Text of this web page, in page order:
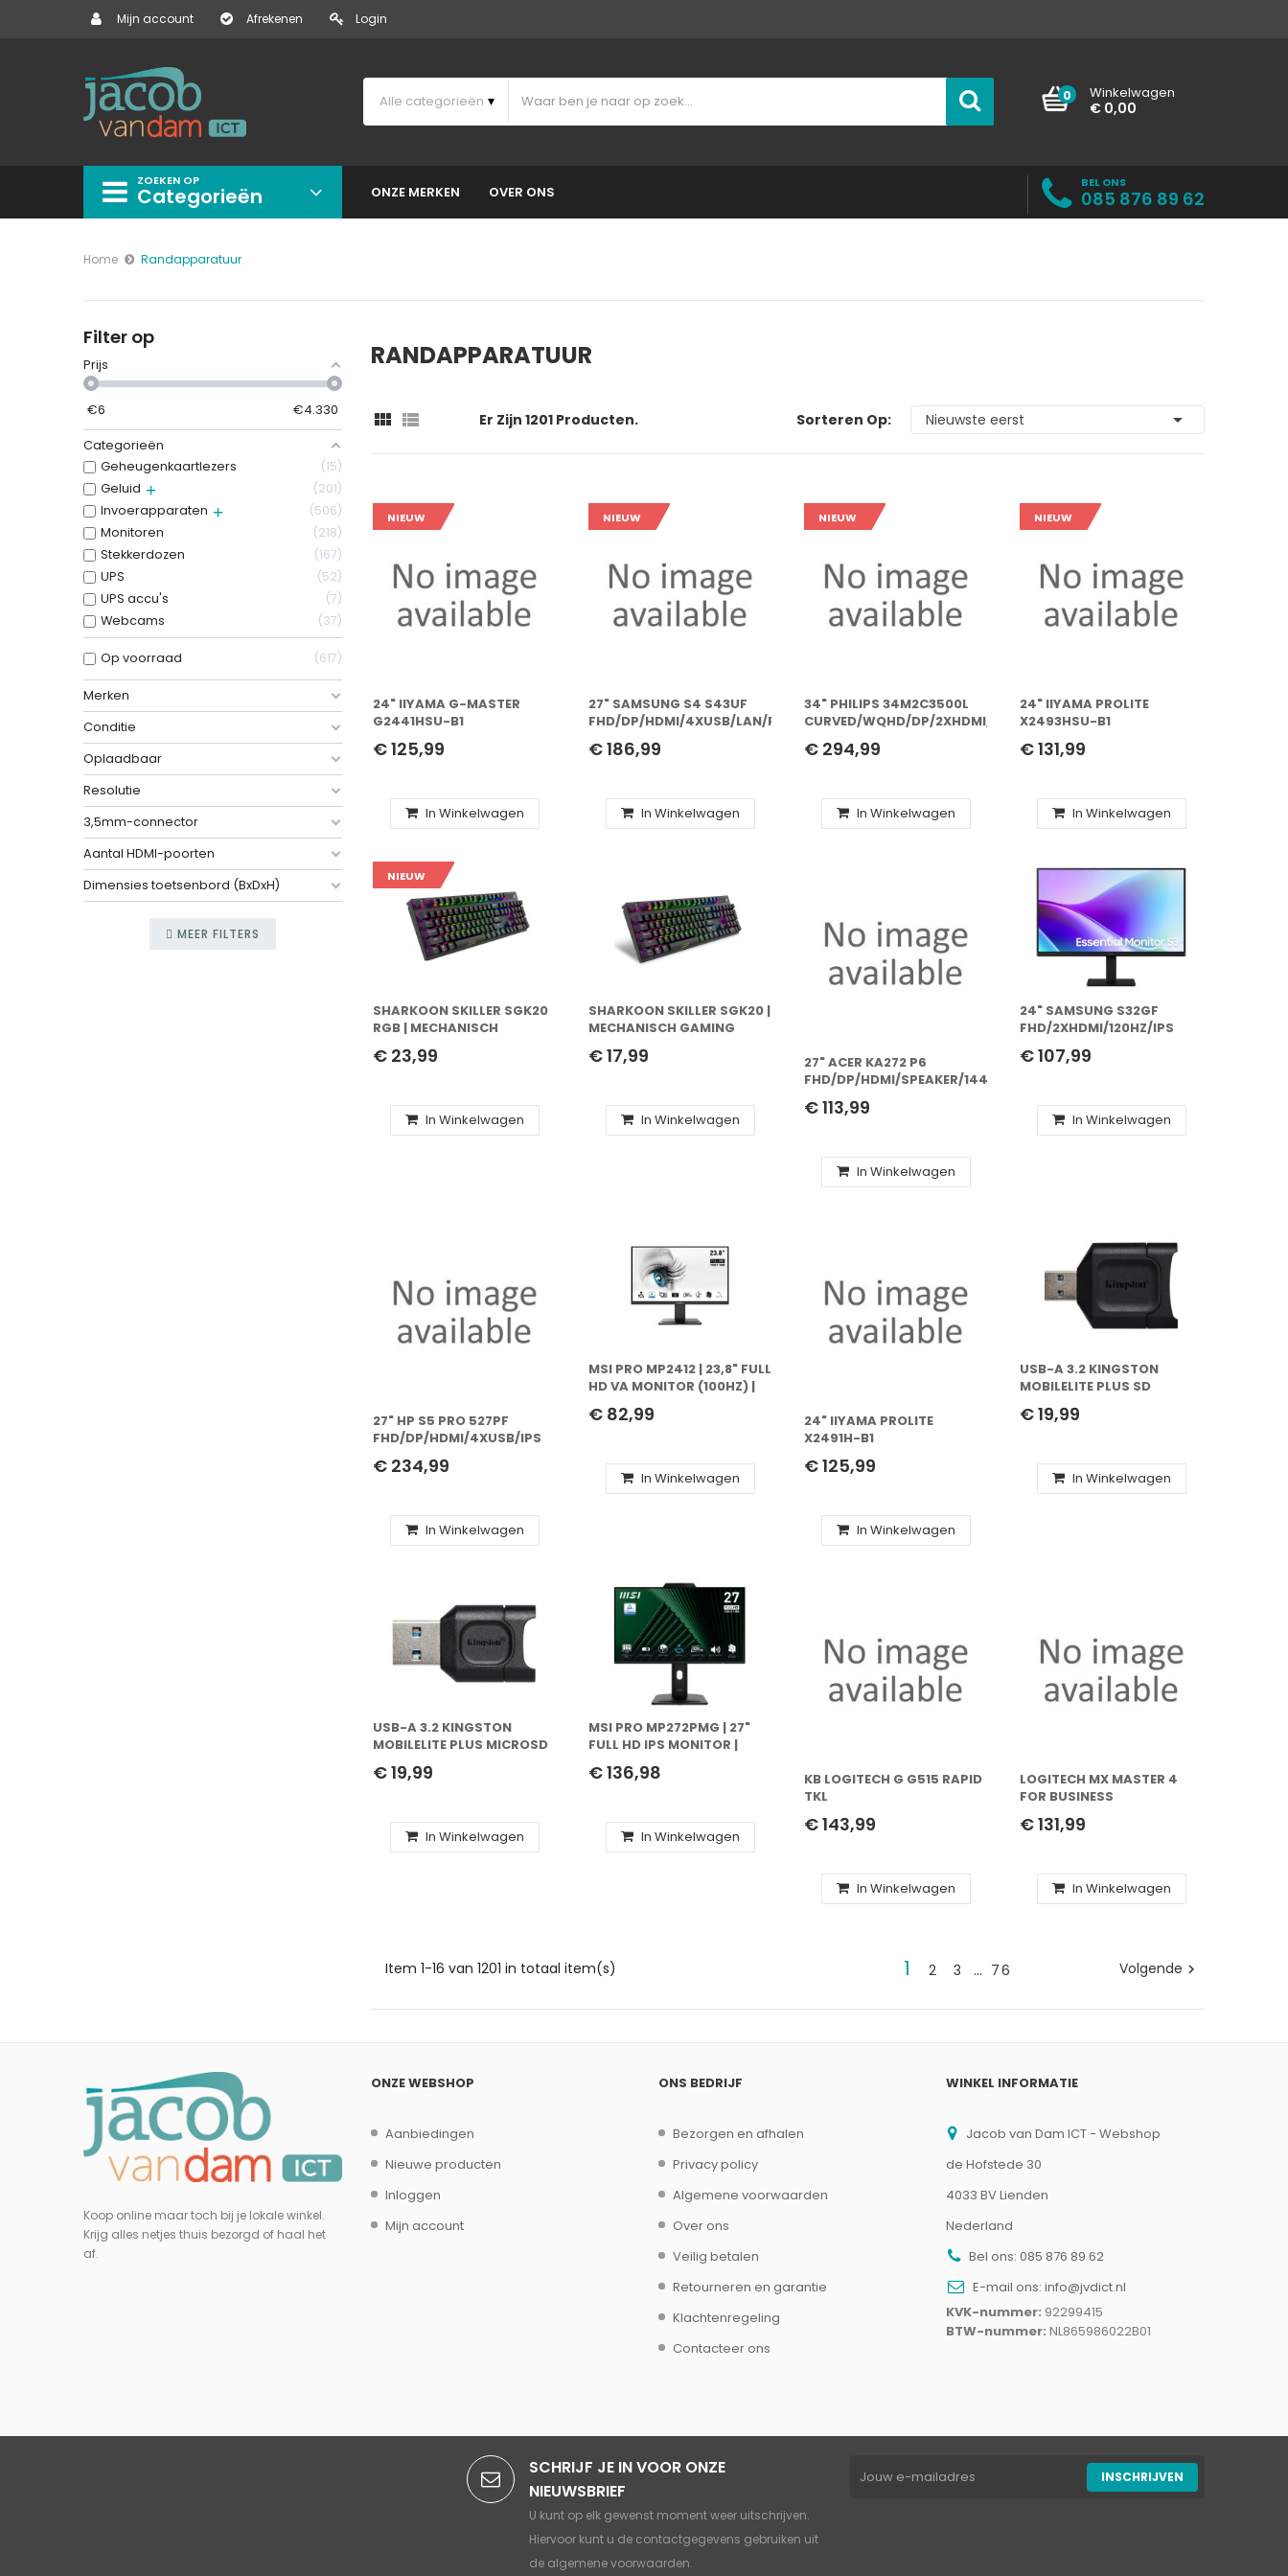
Mijn account Afrekenen Login
Winkelwagen
0
€ 0,00
ZOEKEN OP
Categorieën ONZE MERKEN OVER ONS
BEL ONS
085 876 89 62
Home Randapparatuur
Filter op
Prijs
€6 €4.330
Categorieën
Geheugenkaartlezers
15
Geluid
201
Invoerapparaten
506
Monitoren
218
Stekkerdozen
167
UPS
52
UPS accu's
7
Webcams
37
Op voorraad 617
Merken
Conditie
Oplaadbaar
Resolutie
3,5mm-connector
Aantal HDMI-poorten
Dimensies toetsenbord (BxDxH)
MEER FILTERS
RANDAPPARATUUR
  Er Zijn 1201 Producten. Sorteren Op: Nieuwste eerst 
NIEUW
24" IIYAMA G-MASTER
G2441HSU-B1
FHD/DP/HDMI/144HZ/IPS
€ 125,99
In Winkelwagen
NIEUW
27" SAMSUNG S4 S43UF
FHD/DP/HDMI/4XUSB/LAN/PIVOT/IPS
€ 186,99
In Winkelwagen
NIEUW
34" PHILIPS 34M2C3500L
CURVED/WQHD/DP/2XHDMI/180HZ
€ 294,99
In Winkelwagen
NIEUW
24" IIYAMA PROLITE
X2493HSU-B1
FHD/DP/HDMI/SPEAKER/IPS
€ 131,99
In Winkelwagen
NIEUW
SHARKOON SKILLER SGK20
RGB | MECHANISCH
GAMING TOETSENBORD |
QWERTY | ZWART
€ 23,99
In Winkelwagen
SHARKOON SKILLER SGK20 |
MECHANISCH GAMING
TOETSENBORD | HUANO RED
SWITCHES | RGB | QWERTY
€ 17,99
In Winkelwagen
27" ACER KA272 P6
FHD/DP/HDMI/SPEAKER/144HZ/IPS
€ 113,99
In Winkelwagen
24" SAMSUNG S32GF
FHD/2XHDMI/120HZ/IPS
€ 107,99
In Winkelwagen
27" HP S5 PRO 527PF
FHD/DP/HDMI/4XUSB/IPS
€ 234,99
In Winkelwagen
MSI PRO MP2412 | 23,8" FULL
HD VA MONITOR (100HZ) |
1920X1080 | HDMI +
DISPLAYPORT | VESA
€ 82,99
In Winkelwagen
24" IIYAMA PROLITE
X2491H-B1
FHD/DP/HDMI/IPS
€ 125,99
In Winkelwagen
USB-A 3.2 KINGSTON
MOBILELITE PLUS SD
READER
€ 19,99
In Winkelwagen
USB-A 3.2 KINGSTON
MOBILELITE PLUS MICROSD
READER
€ 19,99
In Winkelwagen
MSI PRO MP272PMG | 27"
FULL HD IPS MONITOR |
120HZ | WEBCAM | USB |
ZWART
€ 136,98
In Winkelwagen
KB LOGITECH G G515 RAPID
TKL
€ 143,99
In Winkelwagen
LOGITECH MX MASTER 4
FOR BUSINESS
€ 131,99
In Winkelwagen
Item 1-16 van 1201 in totaal item(s) 1 2 3 … 76 Volgende 
Koop online maar toch bij je lokale winkel.
Krijg alles netjes thuis bezorgd of haal het
af.
ONZE WEBSHOP
Aanbiedingen
Nieuwe producten
Inloggen
Mijn account
ONS BEDRIJF
Bezorgen en afhalen
Privacy policy
Algemene voorwaarden
Over ons
Veilig betalen
Retourneren en garantie
Klachtenregeling
Contacteer ons
WINKEL INFORMATIE
Jacob van Dam ICT - Webshop
de Hofstede 30
4033 BV Lienden
Nederland
Bel ons: 085 876 89 62
E-mail ons: info@jvdict.nl
KVK-nummer: 92299415
BTW-nummer: NL865986022B01
SCHRIJF JE IN VOOR ONZE
NIEUWSBRIEF
U kunt op elk gewenst moment weer uitschrijven.
Hiervoor kunt u de contactgegevens gebruiken uit
de algemene voorwaarden.